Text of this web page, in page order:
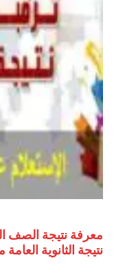
نتيجة الثانوية